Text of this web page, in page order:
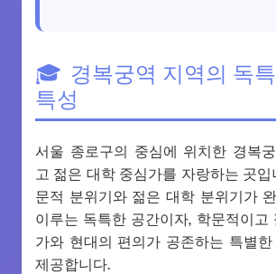
경복궁역 지역의 독
특성
서울 종로구의 중심에 위치한 경복
고 젊은 대학 중심가를 자랑하는 곳
문적 분위기와 젊은 대학 분위기가
이루는 독특한 공간이자, 학문적이고
가와 현대의 편의가 공존하는 특별
제공합니다.